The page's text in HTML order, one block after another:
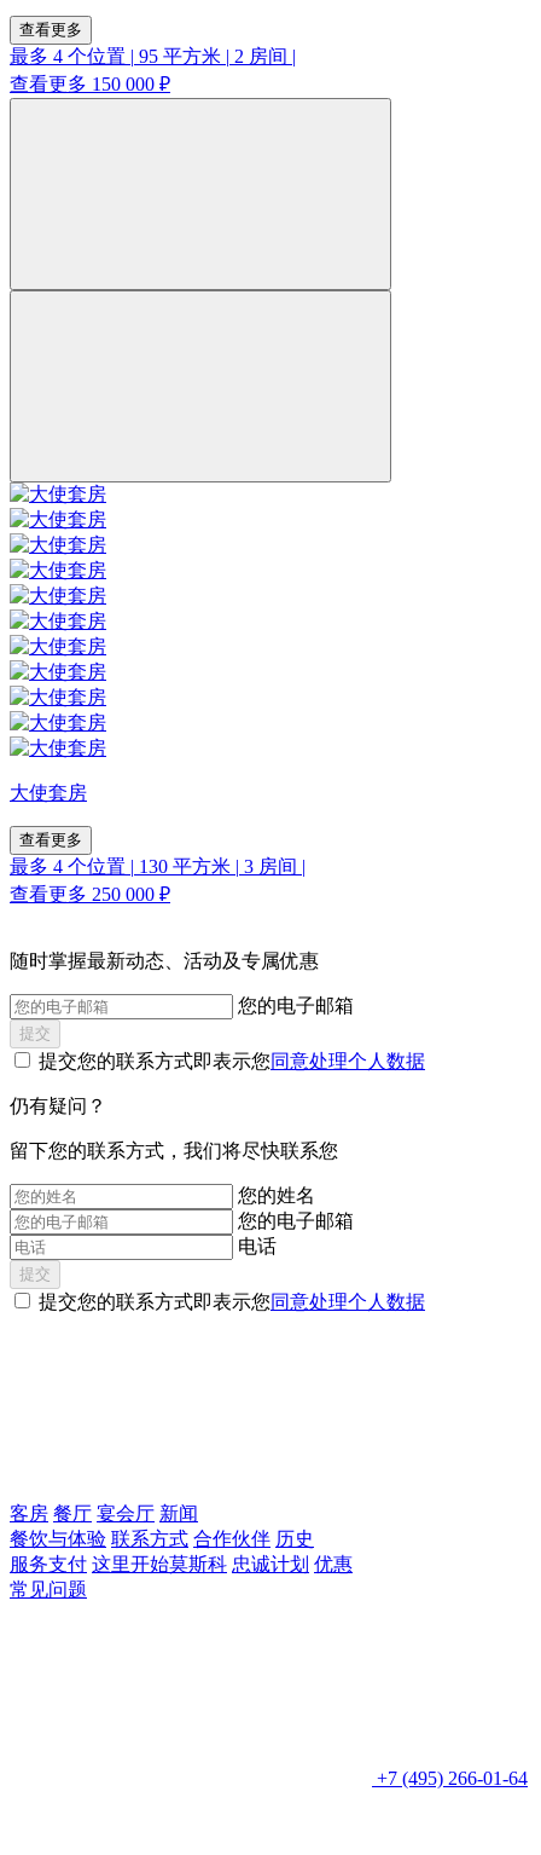
查看更多
最多 4 个位置 | 95 平方米 | 2 房间 |
查看更多 150 000 ₽
大使套房
查看更多
最多 4 个位置 | 130 平方米 | 3 房间 |
查看更多 250 000 ₽
随时掌握最新动态、活动及专属优惠
您的电子邮箱
提交
提交您的联系方式即表示您同意处理个人数据
仍有疑问？
‌留下您的联系方式，我们将尽快联系您
您的姓名
您的电子邮箱
电话
提交
提交您的联系方式即表示您同意处理个人数据
客房 餐厅 宴会厅 新闻
餐饮与体验 联系方式 合作伙伴 历史
服务支付 这里开始莫斯科 忠诚计划 优惠
常见问题
+7 (495) 266-01-64